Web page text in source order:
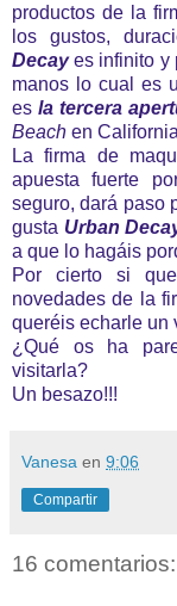
productos de la
los gustos,
Decayes infinito y
manos lo cual es
esla tercera
Beach en
La firma de
apuesta fuerte
seguro, dará paso
gusta Urban
a que lo hagáis
Por cierto si
novedades de la
queréis echarle un
¿Qué os ha
visitarla?
Un besazo!!!
Vanesa en 9:06
Compartir
16 comentarios: